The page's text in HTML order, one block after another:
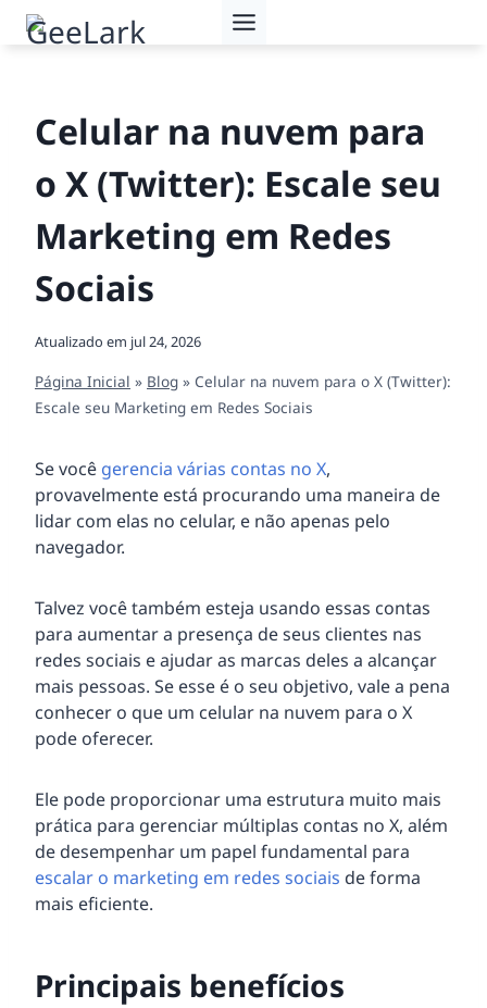
Pular
para
Celular na nuvem para
o X (Twitter): Escale seu
Marketing em Redes
Sociais
Atualizado em jul 24, 2026
Página Inicial » Blog » Celular na nuvem para o X (Twitter):
Escale seu Marketing em Redes Sociais
Se você gerencia várias contas no X,
provavelmente está procurando uma maneira de
lidar com elas no celular, e não apenas pelo
navegador.
Talvez você também esteja usando essas contas
para aumentar a presença de seus clientes nas
redes sociais e ajudar as marcas deles a alcançar
mais pessoas. Se esse é o seu objetivo, vale a pena
conhecer o que um celular na nuvem para o X
pode oferecer.
Ele pode proporcionar uma estrutura muito mais
prática para gerenciar múltiplas contas no X, além
de desempenhar um papel fundamental para
escalar o marketing em redes sociais de forma
mais eficiente.
Principais benefícios